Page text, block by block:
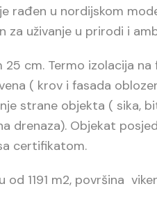
rađen u nordijskom
za uživanje u prirodi i
cm. Termo izolacija
( krov i fasada
strane objekta ( sika,
drenaza). Objekat
certifikatom.
1191 m2, površina